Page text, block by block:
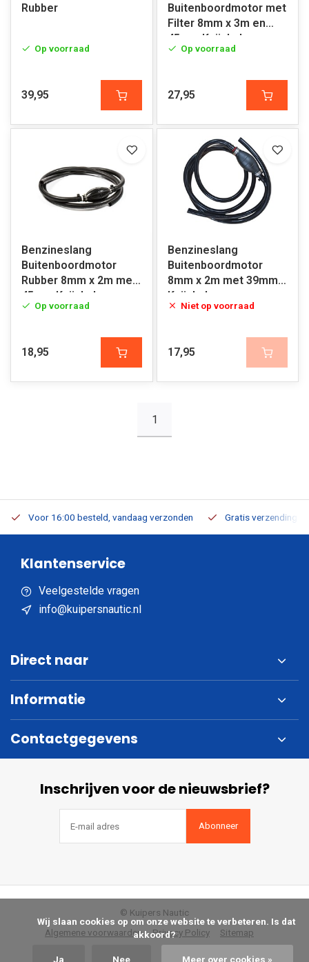
Rubber
Op voorraad
39,95
Buitenboordmotor met
Filter 8mm x 3m en
45mm Knijpbal
Op voorraad
27,95
Benzineslang
Buitenboordmotor
Rubber 8mm x 2m met
45mm Knijpbal
Op voorraad
18,95
Benzineslang
Buitenboordmotor
8mm x 2m met 39mm
Knijpbal
Niet op voorraad
17,95
1
Voor 16:00 besteld, vandaag verzonden Gratis verzending
Klantenservice
Veelgestelde vragen
info@kuipersnautic.nl
Direct naar
Informatie
Contactgegevens
Inschrijven voor de nieuwsbrief?
Abonneer
Algemene voorwaarden Privacy Policy Sitemap
© Kuipers Nautic
akkoord?
Ja Nee Meer over cookies »